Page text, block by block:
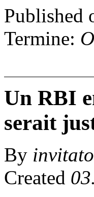
Published
Termine:
Un RBI
serait
By invitato
Created